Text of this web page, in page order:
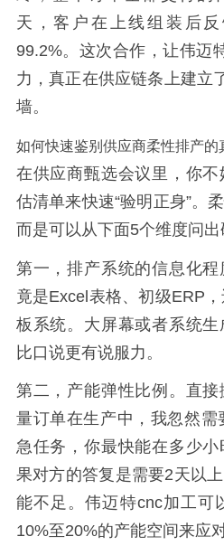
天，客户在上线组装后
99.2%。这次合作，让伟迈
力，真正在供应链条上建立
墙。
如何快速鉴别供应商柔性排产的
在供应商甄选会议里，你
估清单来快速“验明正身”。
而是可以从下面5个维度问出
第一，排产系统的信息化
竟是Excel表格、初级ERP
板系统。大屏幕或者系统生
比口说更有说服力。
第二，产能弹性比例。直
量订单在生产中，我忽然需
急任务，你最快能在多少
果对方的答复是需要2天以
能不足。伟迈特cnc加工可
10%至20%的产能空间来应